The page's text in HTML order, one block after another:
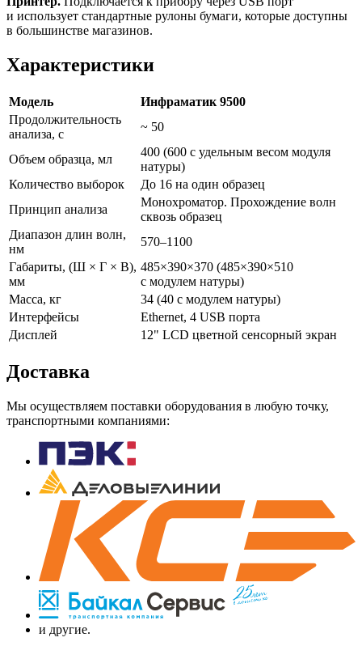
и использует стандартные рулоны бумаги, которые доступны
в большинстве магазинов.
Характеристики
Модель
Инфраматик 9500
Продолжительность
анализа, с
~ 50
Объем образца, мл
400 (600 с удельным весом модуля
натуры)
Количество выборок
До 16 на один образец
Принцип анализа
Монохроматор. Прохождение волн
сквозь образец
Диапазон длин волн,
нм
570–1100
Габариты, (Ш × Г × В),
мм
485×390×370 (485×390×510
с модулем натуры)
Масса, кг
34 (40 с модулем натуры)
Интерфейсы
Ethernet, 4 USB порта
Дисплей
12" LCD цветной сенсорный экран
Доставка
Мы осуществляем поставки оборудования в любую точку,
транспортными компаниями:
и другие.